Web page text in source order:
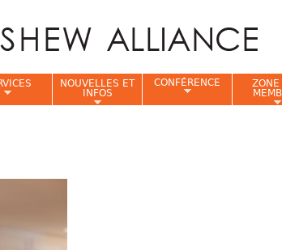
NOUVELLES ET
INFOS
CONFÉRENCE
ZONE